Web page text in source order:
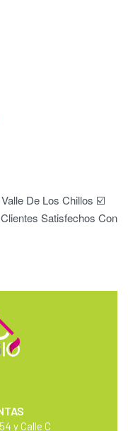
De Los Chillos ☑️
Satisfechos Con
y Calle C